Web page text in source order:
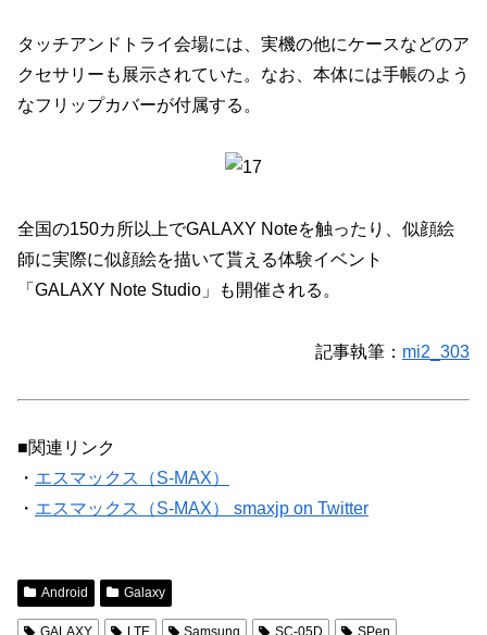
タッチアンドトライ会場には、実機の他にケースなどのア
クセサリーも展示されていた。なお、本体には手帳のよう
なフリップカバーが付属する。
全国の150カ所以上でGALAXY Noteを触ったり、似顔絵
師に実際に似顔絵を描いて貰える体験イベント
「GALAXY Note Studio」も開催される。
記事執筆： mi2_303
■関連リンク
・ エスマックス（S-MAX）
・ エスマックス（S-MAX） smaxjp on Twitter
Android Galaxy
GALAXY LTE Samsung SC-05D SPen